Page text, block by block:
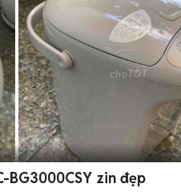
BG3000CSY zin đẹp